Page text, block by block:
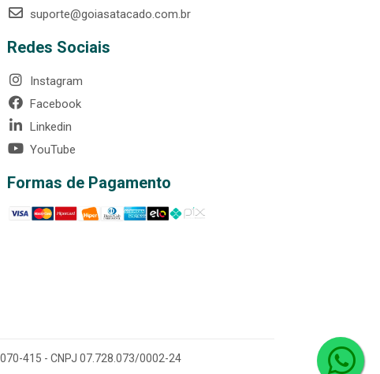
suporte@goiasatacado.com.br
Redes Sociais
Instagram
Facebook
Linkedin
YouTube
Formas de Pagamento
415 - CNPJ 07.728.073/0002-24